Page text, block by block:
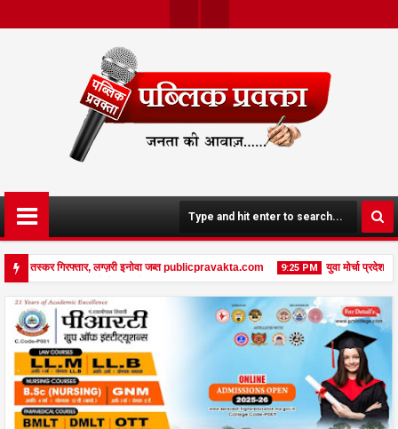
Ter
Boo
K
तस्कर गिरफ्तार, लग्ज़री इनोवा जब्त publicpravakta.com 9:25 PM
08 Feb
2026
युवा मोर्चा प्रदेश
शव, पत्नी गंभीर घायल में मेडिकल रेफर publicpravakta.com